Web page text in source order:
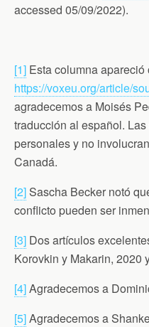
accessed 05/09/2022).
[1] Esta columna
https://voxeu.org/article/
agradecemos a Moisés
traducción al español.
personales y no
Canadá.
[2] Sascha Becker notó
conflicto pueden ser
[3] Dos artículos
Korovkin y Makarin, 2020
[4]Agradecemos a
[5]Agradecemos a